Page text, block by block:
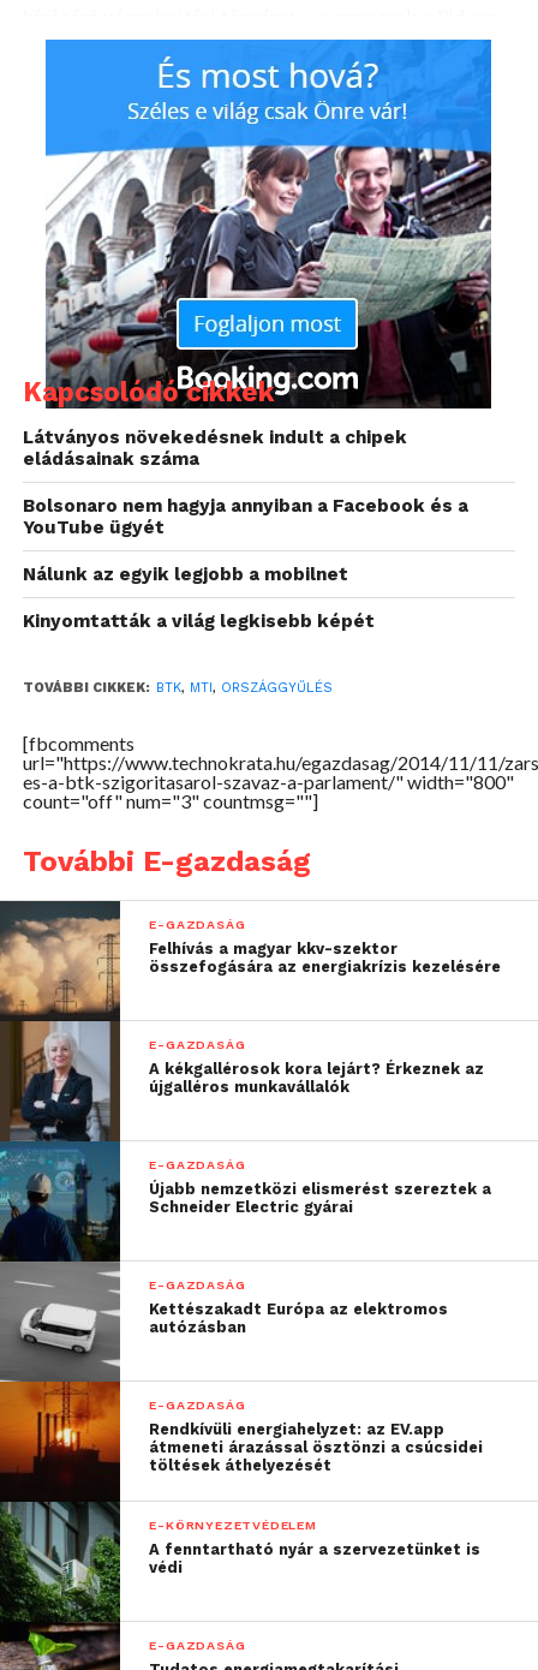
által javasolt – módosításáról.
A szavazások után az Országgyűlés megvitatja az
egységes elektronikuskártya-kibocsátási
keretrendszerről szóló törvényjavaslatot, továbbá
jogállási törvények, valamint a bányászatra
vonatkozó jogszabály módosítását, majd az új
biztosítási törvény javaslatát.
Kapcsolódó cikkek
Látványos növekedésnek indult a chipek
eládásainak száma
Bolsonaro nem hagyja annyiban a Facebook és a
YouTube ügyét
Nálunk az egyik legjobb a mobilnet
Kinyomtatták a világ legkisebb képét
TOVÁBBI CIKKEK: BTK, MTI, ORSZÁGGYŰLÉS
[fbcomments
url="https://www.technokrata.hu/egazdasag/2014/11/11/
es-a-btk-szigoritasarol-szavaz-a-parlament/" width="800"
count="off" num="3" countmsg=""]
További E-gazdaság
E-GAZDASÁG
Felhívás a magyar kkv-szektor
összefogására az energiakrízis kezelésére
E-GAZDASÁG
A kékgallérosok kora lejárt? Érkeznek az
újgalléros munkavállalók
E-GAZDASÁG
Újabb nemzetközi elismerést szereztek a
Schneider Electric gyárai
E-GAZDASÁG
Kettészakadt Európa az elektromos
autózásban
E-GAZDASÁG
Rendkívüli energiahelyzet: az EV.app
átmeneti árazással ösztönzi a csúcsidei
töltések áthelyezését
E-KÖRNYEZETVÉDELEM
A fenntartható nyár a szervezetünket is
védi
E-GAZDASÁG